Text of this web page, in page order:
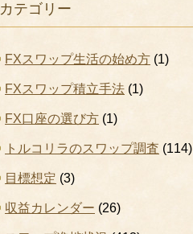
カテゴリー
FXスワップ生活の始め方 (1)
FXスワップ積立手法 (1)
FX口座の選び方 (1)
トルコリラのスワップ調査 (114)
目標想定 (3)
収益カレンダー (26)